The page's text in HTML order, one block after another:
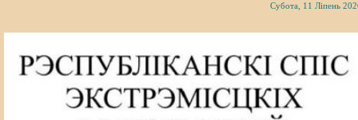
Субота, 11 Ліпень